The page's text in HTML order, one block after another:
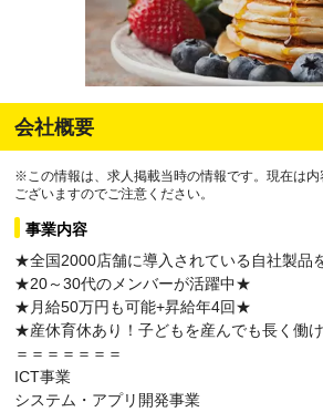
会社概要
※この情報は、求人掲載当時の情報です。現在は
ございますのでご注意ください。
事業内容
★全国2000店舗に導入されている自社製品
★20～30代のメンバーが活躍中★
★月給50万円も可能+昇給年4回★
★産休育休あり！子どもを産んでも長く働
＝＝＝＝＝＝＝
ICT事業
システム・アプリ開発事業